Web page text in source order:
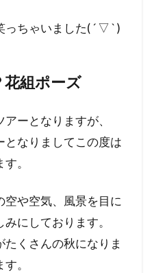
ちゃいました( ´ ▽ ` )
組ポーズ
ーとなりますが、
となりましてこの度は
。
や空気、風景を目に
にしております。
くさんの秋になりま
。